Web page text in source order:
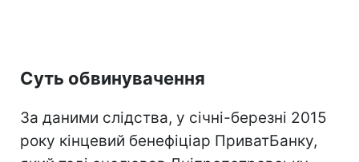
Суть обвинувачення
За даними слідства, у січні-березні 2015
року кінцевий бенефіціар ПриватБанку,